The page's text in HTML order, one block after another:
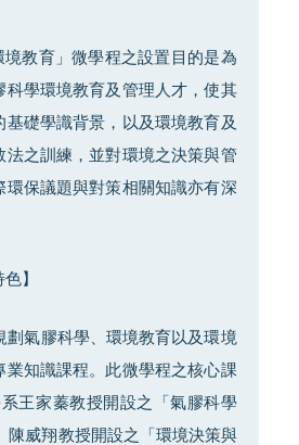
教育」微學程之設置目的是為
科學環境教育及管理人才，使其
基礎學識背景，以及環境教育及
法之訓練，並對環境之決策與管
環保議題與對策相關知識亦有深
】
氣膠科學、環境教育以及環境
業知識課程。此微學程之核心課
王家蓁教授開設之「氣膠科學
陳威翔教授開設之「環境決策與